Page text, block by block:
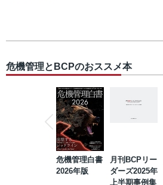
危機管理とBCPのおススメ本
危機管理白書
2026年版
月刊BCPリー
ダーズ2025年
上半期事例集